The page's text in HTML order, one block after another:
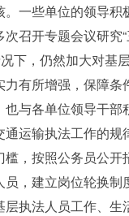
一些单位的领导
召开专题会议研
下，仍然加大对
有所增强，保障
与各单位领导干部
输执法工作的规
，按照公务员公
，建立岗位轮换
执法人员工作、